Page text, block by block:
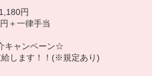
きな時間に勤務できます！
年から2030年の15年間で達成するため
健全な成長と学びの支援」を行い、世
豊かで平和な社会づくりに貢献してい
円
＋一律手当
キャンペーン☆
します！！(※規定あり)